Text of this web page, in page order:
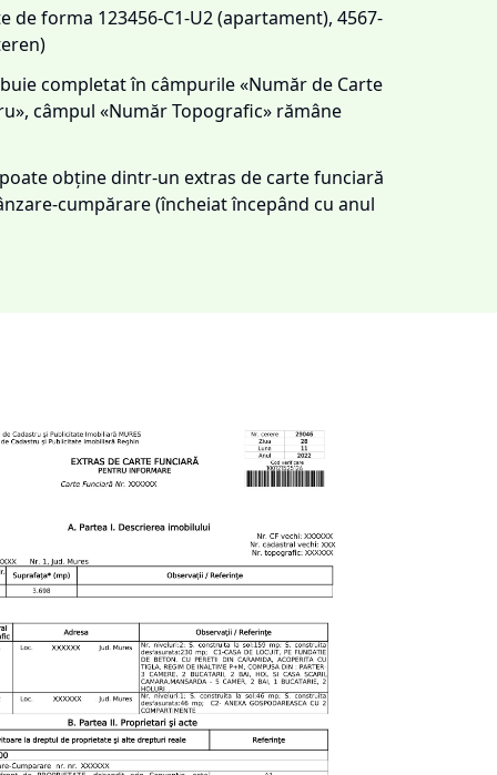
forma 123456-C1-U2 (apartament), 4567-
completat în câmpurile «Număr de Carte
câmpul «Număr Topografic» rămâne
obține dintr-un extras de carte funciară
cumpărare (încheiat începând cu anul